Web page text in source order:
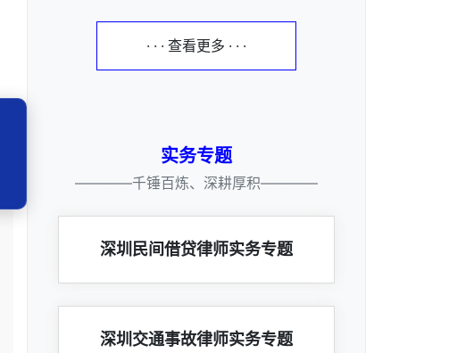
· · · 查看更多 · · ·
实务专题
————千锤百炼、深耕厚积————
深圳民间借贷律师实务专题
深圳交通事故律师实务专题